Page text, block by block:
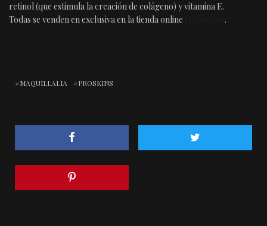
retinol (que estimula la creación de colágeno) y vitamina E.
Todas se venden en exclusiva en la tienda online
.
MAQUILLALIA PROSKINS